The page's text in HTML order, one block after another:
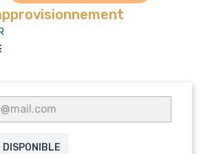
DISPONIBLE